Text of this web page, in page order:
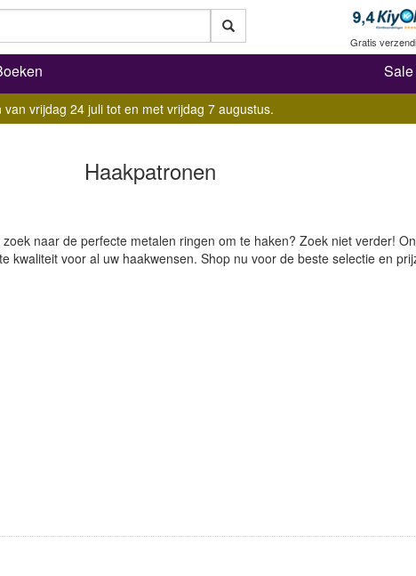
Gratis
Zoeken
Sale
vrijdag 24 juli tot en met vrijdag 7 augustus.
Haakpatronen
zoek naar de perfecte metalen ringen om te haken? Zoek niet verder!
kwaliteit voor al uw haakwensen. Shop nu voor de beste selectie en